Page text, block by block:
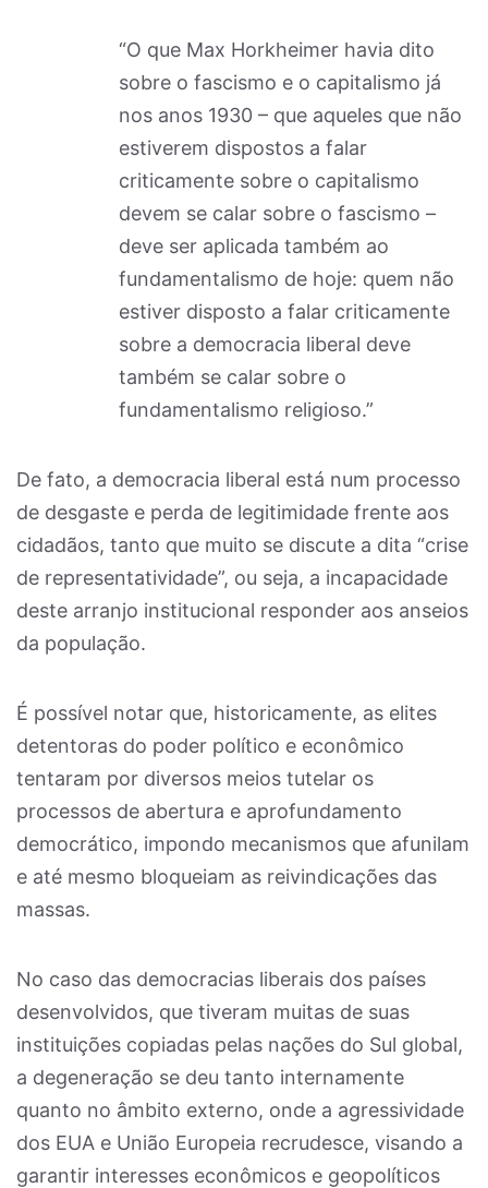
“O que Max Horkheimer havia dito
sobre o fascismo e o capitalismo já
nos anos 1930 – que aqueles que não
estiverem dispostos a falar
criticamente sobre o capitalismo
devem se calar sobre o fascismo –
deve ser aplicada também ao
fundamentalismo de hoje: quem não
estiver disposto a falar criticamente
sobre a democracia liberal deve
também se calar sobre o
fundamentalismo religioso.”
De fato, a democracia liberal está num processo
de desgaste e perda de legitimidade frente aos
cidadãos, tanto que muito se discute a dita “crise
de representatividade”, ou seja, a incapacidade
deste arranjo institucional responder aos anseios
da população.
É possível notar que, historicamente, as elites
detentoras do poder político e econômico
tentaram por diversos meios tutelar os
processos de abertura e aprofundamento
democrático, impondo mecanismos que afunilam
e até mesmo bloqueiam as reivindicações das
massas.
No caso das democracias liberais dos países
desenvolvidos, que tiveram muitas de suas
instituições copiadas pelas nações do Sul global,
a degeneração se deu tanto internamente
quanto no âmbito externo, onde a agressividade
dos EUA e União Europeia recrudesce, visando a
garantir interesses econômicos e geopolíticos